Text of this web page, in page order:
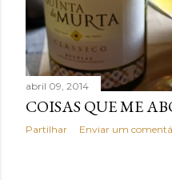
abril 09, 2014
COISAS QUE ME
Partilhar Enviar um